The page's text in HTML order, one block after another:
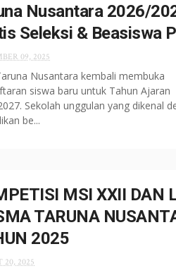
Nusantara 2026/
Seleksi & Beasiswa
09, 2025
Nusantara kembali membuka
siswa baru untuk Tahun Ajaran
Sekolah unggulan yang dikenal
be...
MSI XXII DAN
TARUNA
2025
20, 2025